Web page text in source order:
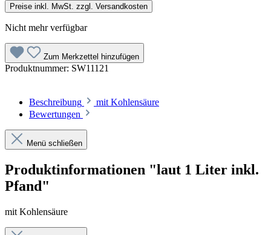
Preise inkl. MwSt. zzgl. Versandkosten
Nicht mehr verfügbar
Zum Merkzettel hinzufügen
Produktnummer: SW11121
Beschreibung
mit Kohlensäure
Bewertungen
Menü schließen
Produktinformationen "laut 1 Liter inkl.
Pfand"
mit Kohlensäure